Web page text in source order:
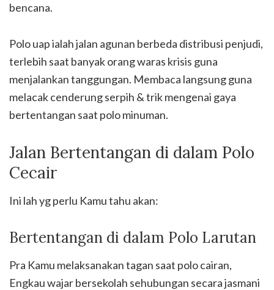
bencana.
Polo uap ialah jalan agunan berbeda distribusi penjudi,
terlebih saat banyak orang waras krisis guna
menjalankan tanggungan. Membaca langsung guna
melacak cenderung serpih & trik mengenai gaya
bertentangan saat polo minuman.
Jalan Bertentangan di dalam Polo
Cecair
Ini lah yg perlu Kamu tahu akan:
Bertentangan di dalam Polo Larutan
Pra Kamu melaksanakan tagan saat polo cairan,
Engkau wajar bersekolah sehubungan secara jasmani